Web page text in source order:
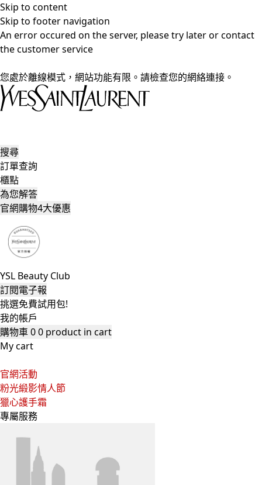
Skip to content
Skip to footer navigation
An error occured on the server, please try later or contact
the customer service
您處於離線模式，網站功能有限。請檢查您的網絡連接。
搜尋
訂單查詢
櫃點
為您解答
官網購物4大優惠
YSL Beauty Club
訂閱電子報
挑選免費試用包!
我的帳戶
購物車00 product in cart
My cart
官網活動
粉光緞影情人節
獵心護手霜
專屬服務